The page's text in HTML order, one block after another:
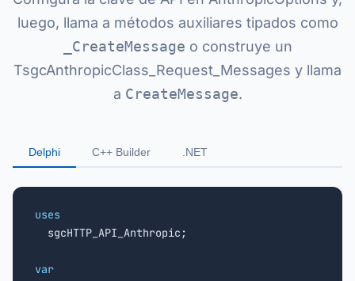
luego, llama a métodos auxiliares tipados como
_CreateMessage o construye un
TsgcAnthropicClass_Request_Messages y llama
a CreateMessage.
Delphi C++ Builder .NET
uses
sgcHTTP_API_Anthropic;
var